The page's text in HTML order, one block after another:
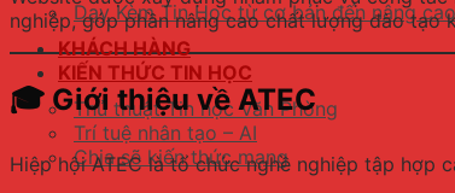
Dạy Kèm Tin Học từ cơ bản đến nâng cao
KHÁCH HÀNG
KIẾN THỨC TIN HỌC
Thủ thuật Tin học Văn Phòng
Trí tuệ nhân tạo – AI
Chia sẽ kiến thức mạng
nghiệp, góp phần nâng cao chất lượng đào tạo
🎓Giới thiệu về ATEC
Hiệp hội ATEC là tổ chức nghề nghiệp tập hợp